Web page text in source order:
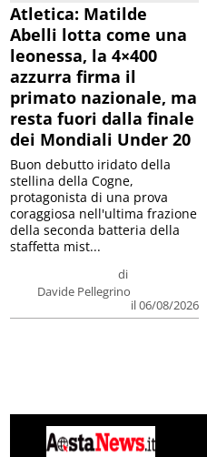
Atletica: Matilde
Abelli lotta come una
leonessa, la 4×400
azzurra firma il
primato nazionale, ma
resta fuori dalla finale
dei Mondiali Under 20
di
Davide Pellegrino
il 06/08/2026
Buon debutto iridato della
stellina della Cogne,
protagonista di una prova
coraggiosa nell'ultima frazione
della seconda batteria della
staffetta mist...